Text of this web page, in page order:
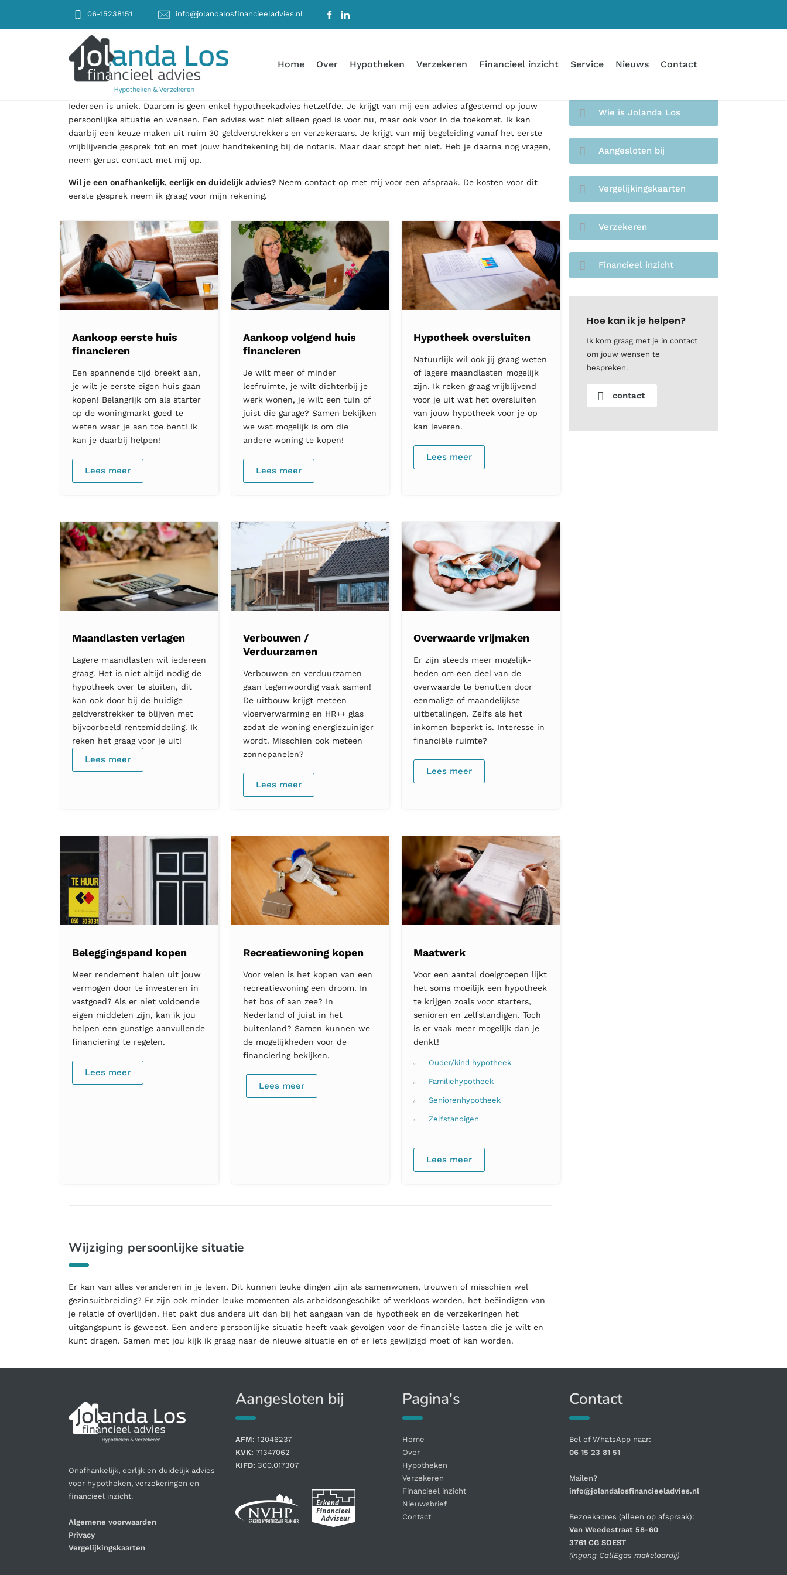
06-15238151 info@jolandalosfinancieeladvies.nl
Home Over Hypotheken Verzekeren Financieel inzicht Service Nieuws Contact
Iedereen is uniek. Daarom is geen enkel hypotheekadvies hetzelfde. Je krijgt van mij een advies afgestemd op jouw
persoonlijke situatie en wensen. Een advies wat niet alleen goed is voor nu, maar ook voor in de toekomst. Ik kan
daarbij een keuze maken uit ruim 30 geldverstrekkers en verzekeraars. Je krijgt van mij begeleiding vanaf het eerste
vrijblijvende gesprek tot en met jouw handtekening bij de notaris. Maar daar stopt het niet. Heb je daarna nog vragen,
neem gerust contact met mij op.
Wil je een onafhankelijk, eerlijk en duidelijk advies? Neem contact op met mij voor een afspraak. De kosten voor dit
eerste gesprek neem ik graag voor mijn rekening.
Aankoop eerste huis
financieren
Een spannende tijd breekt aan,
je wilt je eerste eigen huis gaan
kopen! Belangrijk om als starter
op de woningmarkt goed te
weten waar je aan toe bent! Ik
kan je daarbij helpen!
Lees meer
Aankoop volgend huis
financieren
Je wilt meer of minder
leefruimte, je wilt dichterbij je
werk wonen, je wilt een tuin of
juist die garage? Samen bekijken
we wat mogelijk is om die
andere woning te kopen!
Lees meer
Hypotheek oversluiten
Natuurlijk wil ook jij graag weten
of lagere maandlasten mogelijk
zijn. Ik reken graag vrijblijvend
voor je uit wat het oversluiten
van jouw hypotheek voor je op
kan leveren.
Lees meer
Maandlasten verlagen
Lagere maandlasten wil iedereen
graag. Het is niet altijd nodig de
hypotheek over te sluiten, dit
kan ook door bij de huidige
geldverstrekker te blijven met
bijvoorbeeld rentemiddeling. Ik
reken het graag voor je uit!
Lees meer
Verbouwen /
Verduurzamen
Verbouwen en verduurzamen
gaan tegenwoordig vaak samen!
De uitbouw krijgt meteen
vloerverwarming en HR++ glas
zodat de woning energiezuiniger
wordt. Misschien ook meteen
zonnepanelen?
Lees meer
Overwaarde vrijmaken
Er zijn steeds meer mogelijk-
heden om een deel van de
overwaarde te benutten door
eenmalige of maandelijkse
uitbetalingen. Zelfs als het
inkomen beperkt is. Interesse in
financiële ruimte?
Lees meer
Beleggingspand kopen
Meer rendement halen uit jouw
vermogen door te investeren in
vastgoed? Als er niet voldoende
eigen middelen zijn, kan ik jou
helpen een gunstige aanvullende
financiering te regelen.
Lees meer
Recreatiewoning kopen
Voor velen is het kopen van een
recreatiewoning een droom. In
het bos of aan zee? In
Nederland of juist in het
buitenland? Samen kunnen we
de mogelijkheden voor de
financiering bekijken.
Lees meer
Maatwerk
Voor een aantal doelgroepen lijkt
het soms moeilijk een hypotheek
te krijgen zoals voor starters,
senioren en zelfstandigen. Toch
is er vaak meer mogelijk dan je
denkt!
Ouder/kind hypotheek
Familiehypotheek
Seniorenhypotheek
Zelfstandigen
Lees meer
Wie is Jolanda Los
Aangesloten bij
Vergelijkingskaarten
Verzekeren
Financieel inzicht
Hoe kan ik je helpen?
Ik kom graag met je in contact
om jouw wensen te
bespreken.
contact
Wijziging persoonlijke situatie
Er kan van alles veranderen in je leven. Dit kunnen leuke dingen zijn als samenwonen, trouwen of misschien wel
gezinsuitbreiding? Er zijn ook minder leuke momenten als arbeidsongeschikt of werkloos worden, het beëindigen van
je relatie of overlijden. Het pakt dus anders uit dan bij het aangaan van de hypotheek en de verzekeringen het
uitgangspunt is geweest. Een andere persoonlijke situatie heeft vaak gevolgen voor de financiële lasten die je wilt en
kunt dragen. Samen met jou kijk ik graag naar de nieuwe situatie en of er iets gewijzigd moet of kan worden.
Onafhankelijk, eerlijk en duidelijk advies
voor hypotheken, verzekeringen en
financieel inzicht.
Algemene voorwaarden
Privacy
Vergelijkingskaarten
Aangesloten bij
AFM: 12046237
KVK: 71347062
KIFD: 300.017307
Pagina's
Home
Over
Hypotheken
Verzekeren
Financieel inzicht
Nieuwsbrief
Contact
Contact
Bel of WhatsApp naar:
06 15 23 81 51
Mailen?
info@jolandalosfinancieeladvies.nl
Bezoekadres (alleen op afspraak):
Van Weedestraat 58-60
3761 CG SOEST
(ingang CallEgas makelaardij)